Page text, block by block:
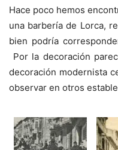
Hace poco hemos
una barbería de Lorca,
bien podría
Por la decoración
decoración modernista
observar en otros